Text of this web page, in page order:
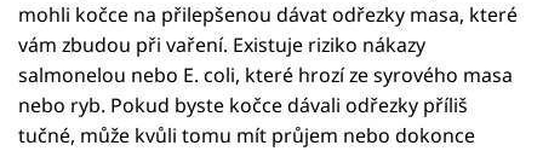
mohli kočce na přilepšenou dávat odřezky masa, které
vám zbudou při vaření. Existuje riziko nákazy
salmonelou nebo E. coli, které hrozí ze syrového masa
nebo ryb. Pokud byste kočce dávali odřezky příliš
tučné, může kvůli tomu mít průjem nebo dokonce